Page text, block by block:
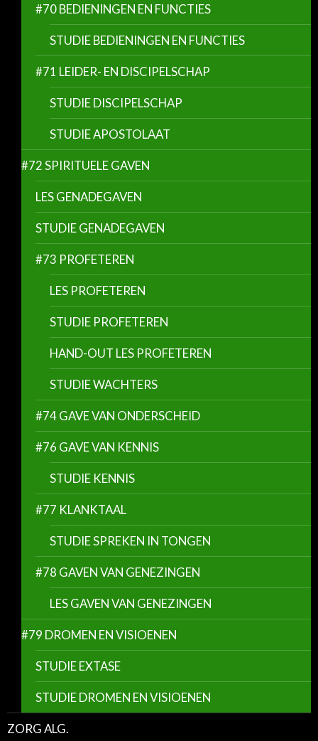
#70 BEDIENINGEN EN FUNCTIES
STUDIE BEDIENINGEN EN FUNCTIES
#71 LEIDER- EN DISCIPELSCHAP
STUDIE DISCIPELSCHAP
STUDIE APOSTOLAAT
#72 SPIRITUELE GAVEN
LES GENADEGAVEN
STUDIE GENADEGAVEN
#73 PROFETEREN
LES PROFETEREN
STUDIE PROFETEREN
HAND-OUT LES PROFETEREN
STUDIE WACHTERS
#74 GAVE VAN ONDERSCHEID
#76 GAVE VAN KENNIS
STUDIE KENNIS
#77 KLANKTAAL
STUDIE SPREKEN IN TONGEN
#78 GAVEN VAN GENEZINGEN
LES GAVEN VAN GENEZINGEN
#79 DROMEN EN VISIOENEN
STUDIE EXTASE
STUDIE DROMEN EN VISIOENEN
ZORG ALG.